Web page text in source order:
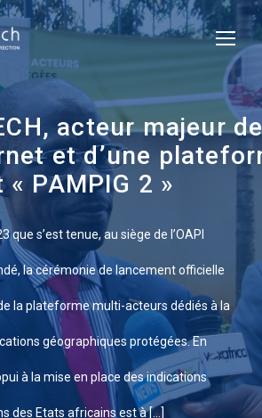
acteur majeur
et d’une
PAMPIG 2 »
que s’est tenue, au siège de l’OAPI
la cérémonie de lancement officielle
la plateforme multi-acteurs dédiés à la
géographiques protégées. En
à la mise en place des indications
des Etats africains est à […]